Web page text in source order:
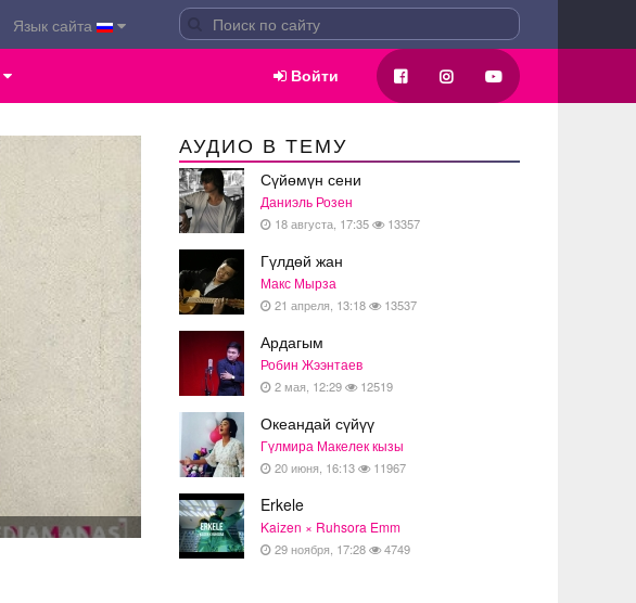
Язык сайта
Войти
АУДИО В ТЕМУ
Сүйөмүн сени
Даниэль Розен
18 августа, 17:35 13357
Гүлдөй жан
Макс Мырза
21 апреля, 13:18 13537
Ардагым
Робин Жээнтаев
2 мая, 12:29 12519
Океандай сүйүү
Гүлмира Макелек кызы
20 июня, 16:13 11967
Erkele
Kaizen × Ruhsora Emm
29 ноября, 17:28 4749